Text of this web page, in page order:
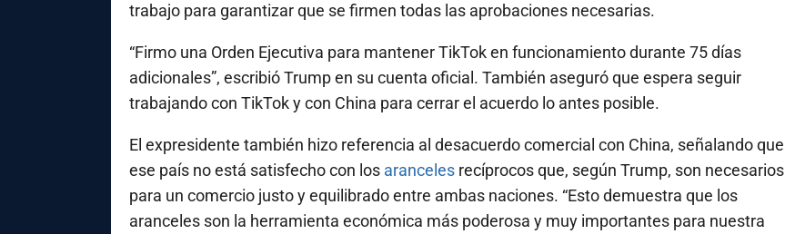
trabajo para garantizar que se firmen todas las aprobaciones necesarias.
“Firmo una Orden Ejecutiva para mantener TikTok en funcionamiento durante 75 días
adicionales”, escribió Trump en su cuenta oficial. También aseguró que espera seguir
trabajando con TikTok y con China para cerrar el acuerdo lo antes posible.
El expresidente también hizo referencia al desacuerdo comercial con China, señalando que
ese país no está satisfecho con los aranceles recíprocos que, según Trump, son necesarios
para un comercio justo y equilibrado entre ambas naciones. “Esto demuestra que los
aranceles son la herramienta económica más poderosa y muy importantes para nuestra